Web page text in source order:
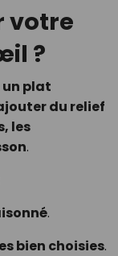
votre
?
un plat
du relief
les
.
.
bien choisies.